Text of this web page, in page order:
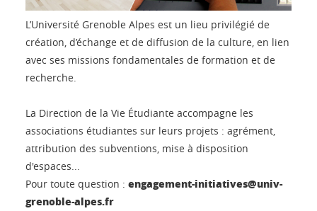
L’Université Grenoble Alpes est un lieu privilégié de
création, d’échange et de diffusion de la culture, en lien
avec ses missions fondamentales de formation et de
recherche.
La Direction de la Vie Étudiante accompagne les
associations étudiantes sur leurs projets : agrément,
attribution des subventions, mise à disposition
d'espaces...
Pour toute question : engagement-initiatives@univ-
grenoble-alpes.fr